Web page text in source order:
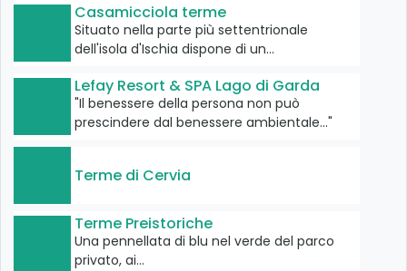
Casamicciola terme
Situato nella parte più settentrionale
dell'isola d'Ischia dispone di un…
Lefay Resort & SPA Lago di Garda
"Il benessere della persona non può
prescindere dal benessere ambientale..."
Terme di Cervia
Terme Preistoriche
Una pennellata di blu nel verde del parco
privato, ai…